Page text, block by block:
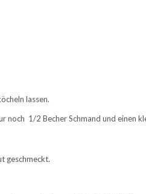
lassen.
1/2 Becher Schmand und einen
geschmeckt.